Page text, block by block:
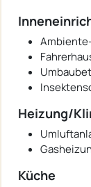
Heizung/
Küche